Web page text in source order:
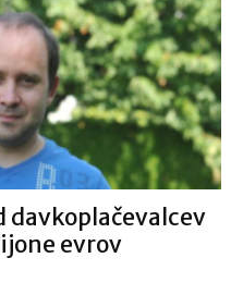
davkoplačevalcev
evrov